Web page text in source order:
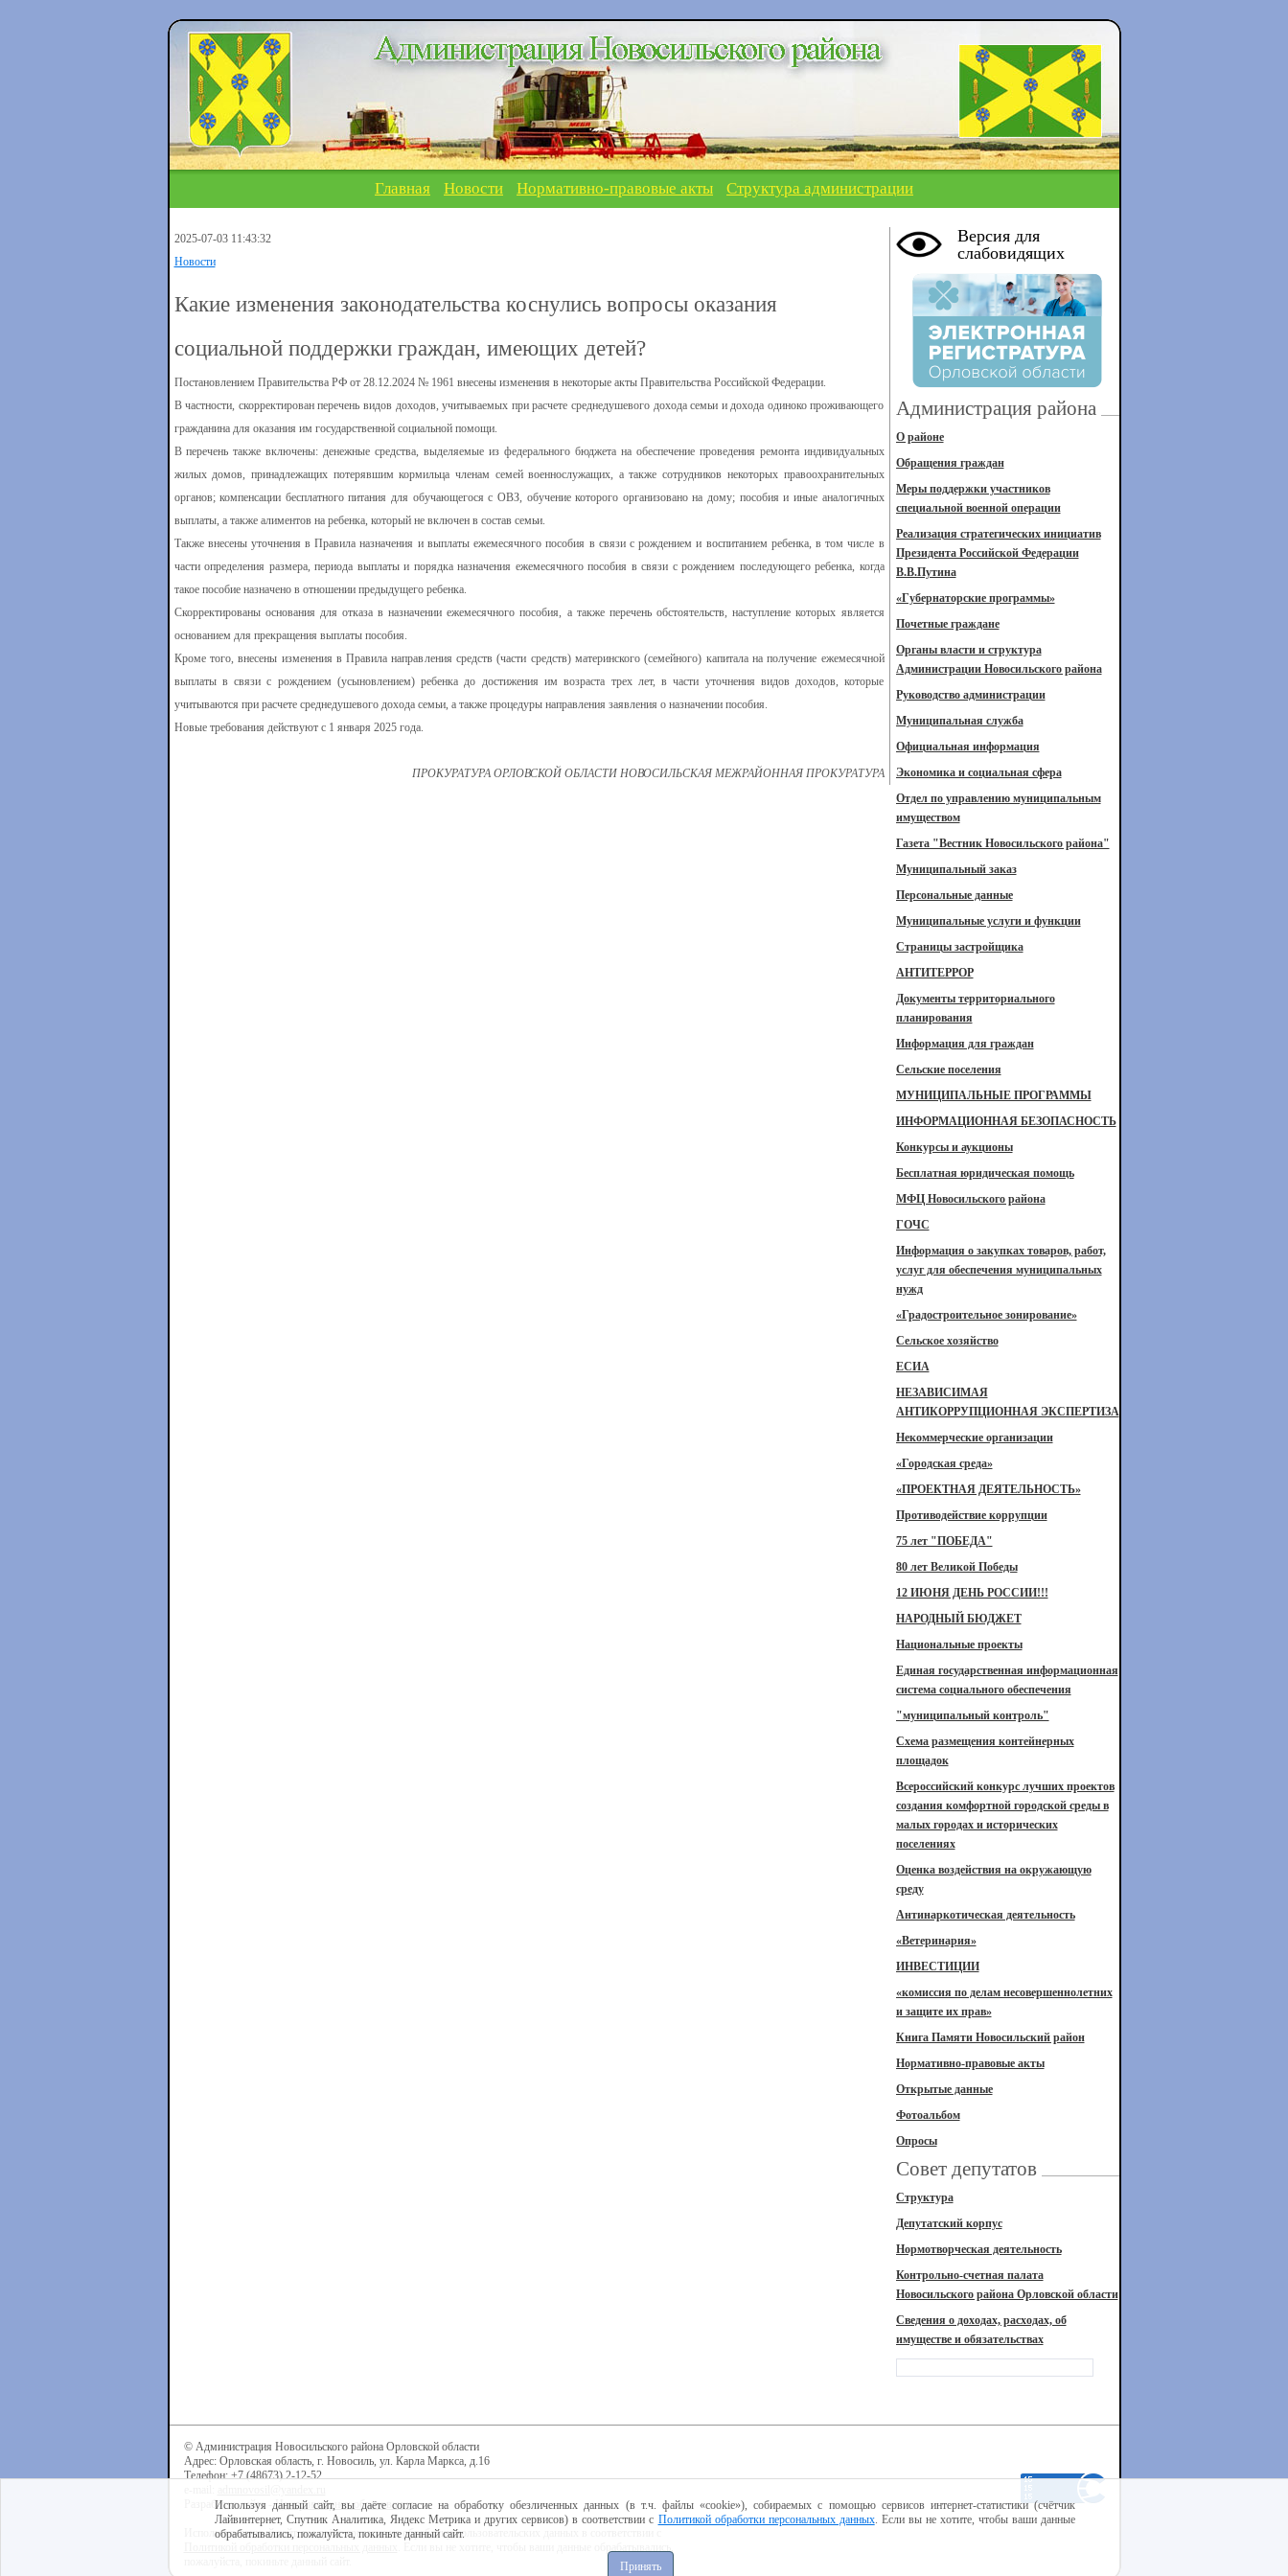
Главная Новости Нормативно-правовые акты Структура администрации
2025-07-03 11:43:32
Новости
Какие изменения законодательства коснулись вопросы оказания
социальной поддержки граждан, имеющих детей?
Постановлением Правительства РФ от 28.12.2024 № 1961 внесены изменения в некоторые акты Правительства Российской Федерации.
В частности, скорректирован перечень видов доходов, учитываемых при расчете среднедушевого дохода семьи и дохода одиноко проживающего
гражданина для оказания им государственной социальной помощи.
В перечень также включены: денежные средства, выделяемые из федерального бюджета на обеспечение проведения ремонта индивидуальных
жилых домов, принадлежащих потерявшим кормильца членам семей военнослужащих, а также сотрудников некоторых правоохранительных
органов; компенсации бесплатного питания для обучающегося с ОВЗ, обучение которого организовано на дому; пособия и иные аналогичных
выплаты, а также алиментов на ребенка, который не включен в состав семьи.
Также внесены уточнения в Правила назначения и выплаты ежемесячного пособия в связи с рождением и воспитанием ребенка, в том числе в
части определения размера, периода выплаты и порядка назначения ежемесячного пособия в связи с рождением последующего ребенка, когда
такое пособие назначено в отношении предыдущего ребенка.
Скорректированы основания для отказа в назначении ежемесячного пособия, а также перечень обстоятельств, наступление которых является
основанием для прекращения выплаты пособия.
Кроме того, внесены изменения в Правила направления средств (части средств) материнского (семейного) капитала на получение ежемесячной
выплаты в связи с рождением (усыновлением) ребенка до достижения им возраста трех лет, в части уточнения видов доходов, которые
учитываются при расчете среднедушевого дохода семьи, а также процедуры направления заявления о назначении пособия.
Новые требования действуют с 1 января 2025 года.
ПРОКУРАТУРА ОРЛОВСКОЙ ОБЛАСТИ НОВОСИЛЬСКАЯ МЕЖРАЙОННАЯ ПРОКУРАТУРА
Версия для
слабовидящих
Администрация района
О районе
Обращения граждан
Меры поддержки участников
специальной военной операции
Реализация стратегических инициатив
Президента Российской Федерации
В.В.Путина
«Губернаторские программы»
Почетные граждане
Органы власти и структура
Администрации Новосильского района
Руководство администрации
Муниципальная служба
Официальная информация
Экономика и социальная сфера
Отдел по управлению муниципальным
имуществом
Газета "Вестник Новосильского района"
Муниципальный заказ
Персональные данные
Муниципальные услуги и функции
Страницы застройщика
АНТИТЕРРОР
Документы территориального
планирования
Информация для граждан
Сельские поселения
МУНИЦИПАЛЬНЫЕ ПРОГРАММЫ
ИНФОРМАЦИОННАЯ БЕЗОПАСНОСТЬ
Конкурсы и аукционы
Бесплатная юридическая помощь
МФЦ Новосильского района
ГОЧС
Информация о закупках товаров, работ,
услуг для обеспечения муниципальных
нужд
«Градостроительное зонирование»
Сельское хозяйство
ЕСИА
НЕЗАВИСИМАЯ
АНТИКОРРУПЦИОННАЯ ЭКСПЕРТИЗА
Некоммерческие организации
«Городская среда»
«ПРОЕКТНАЯ ДЕЯТЕЛЬНОСТЬ»
Противодействие коррупции
75 лет "ПОБЕДА"
80 лет Великой Победы
12 ИЮНЯ ДЕНЬ РОССИИ!!!
НАРОДНЫЙ БЮДЖЕТ
Национальные проекты
Единая государственная информационная
система социального обеспечения
"муниципальный контроль"
Схема размещения контейнерных
площадок
Всероссийский конкурс лучших проектов
создания комфортной городской среды в
малых городах и исторических
поселениях
Оценка воздействия на окружающую
среду
Антинаркотическая деятельность
«Ветеринария»
ИНВЕСТИЦИИ
«комиссия по делам несовершеннолетних
и защите их прав»
Книга Памяти Новосильский район
Нормативно-правовые акты
Открытые данные
Фотоальбом
Опросы
Совет депутатов
Структура
Депутатский корпус
Нормотворческая деятельность
Контрольно-счетная палата
Новосильского района Орловской области
Сведения о доходах, расходах, об
имуществе и обязательствах
© Администрация Новосильского района Орловской области
Адрес: Орловская область, г. Новосиль, ул. Карла Маркса, д.16
Телефон: +7 (48673) 2-12-52
Разработка сайта -Центр интернет-образования
Используя данный сайт, вы даёте согласие на обработку пользовательских данных в соответствии с
Используя данный сайт, вы даёте согласие на обработку обезличенных данных (в т.ч. файлы «cookie»), собираемых с помощью сервисов интернет-статистики (счётчик
Лайвинтернет, Спутник Аналитика, Яндекс Метрика и других сервисов) в соответствии с Политикой обработки персональных данных. Если вы не хотите, чтобы ваши данные
обрабатывались, пожалуйста, покиньте данный сайт.
Принять